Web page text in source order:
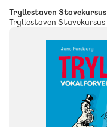
Tryllestaven Stavekursus